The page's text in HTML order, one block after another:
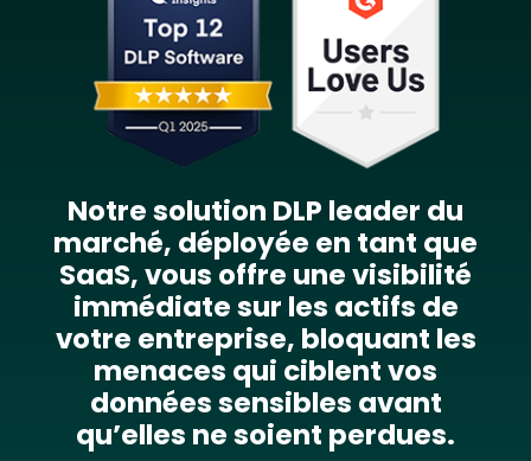
Notre solution DLP leader du
marché, déployée en tant que
SaaS, vous offre une visibilité
immédiate sur les actifs de
votre entreprise, bloquant les
menaces qui ciblent vos
données sensibles avant
qu’elles ne soient perdues.